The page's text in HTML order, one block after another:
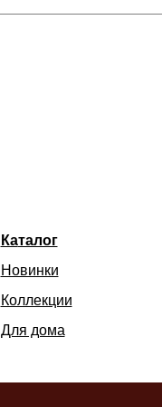
Каталог
Новинки
Коллекции
Для дома